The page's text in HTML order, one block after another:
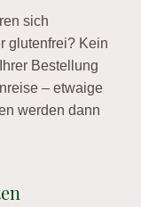
sich
glutenfrei? Kein
Bestellung
– etwaige
werden dann